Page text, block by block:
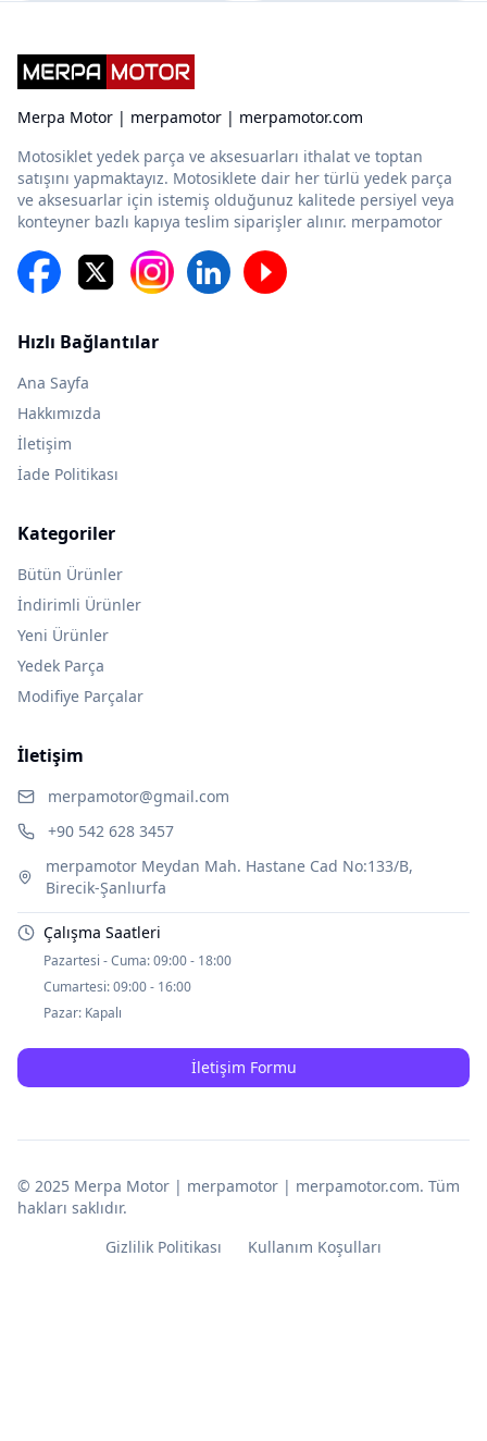
Merpa Motor | merpamotor | merpamotor.com
Motosiklet yedek parça ve aksesuarları ithalat ve toptan
satışını yapmaktayız. Motosiklete dair her türlü yedek parça
ve aksesuarlar için istemiş olduğunuz kalitede persiyel veya
konteyner bazlı kapıya teslim siparişler alınır. merpamotor
Hızlı Bağlantılar
Ana Sayfa
Hakkımızda
İletişim
İade Politikası
Kategoriler
Bütün Ürünler
İndirimli Ürünler
Yeni Ürünler
Yedek Parça
Modifiye Parçalar
İletişim
merpamotor@gmail.com
+90 542 628 3457
merpamotor Meydan Mah. Hastane Cad No:133/B,
Birecik-Şanlıurfa
Çalışma Saatleri
Pazartesi - Cuma:09:00 - 18:00
Cumartesi:09:00 - 16:00
Pazar: Kapalı
İletişim Formu
© 2025 Merpa Motor | merpamotor | merpamotor.com. Tüm
hakları saklıdır.
Gizlilik Politikası
Kullanım Koşulları